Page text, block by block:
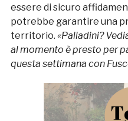
essere di sicuro
potrebbe garantire una
territorio. «Palladini?
al momento è presto per
questa settimana con